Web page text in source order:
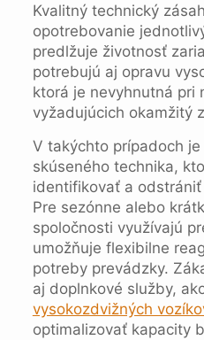
Kvalitný technický
opotrebovanie
predlžuje životnosť
potrebujú aj opravu
ktorá je nevyhnutná pri
vyžadujúcich okamžitý
V takýchto prípadoch
skúseného technika,
identifikovať a
Pre sezónne alebo
spoločnosti využívajú
umožňuje flexibilne
potreby prevádzky.
aj doplnkové služby,
vysokozdvižných
optimalizovať kapacity